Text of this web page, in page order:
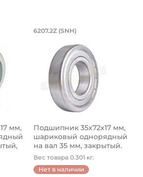
мм, шариковый
однорядный 6305-2RS.C3 FKL,
мм,
Подшипник
6207.2Z (SNH)
Подшипник 35х72х17 мм,
шариковый однорядный
на вал 35 мм, закрытый.
Арт...
Вес товара 0.301 кг.
Нет в наличии